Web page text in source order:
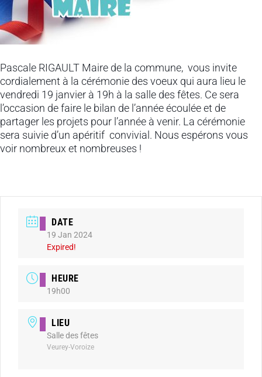
Pascale RIGAULT Maire de la commune, vous invite
cordialement à la cérémonie des voeux qui aura lieu le
vendredi 19 janvier à 19h à la salle des fêtes. Ce sera
l’occasion de faire le bilan de l’année écoulée et de
partager les projets pour l’année à venir. La cérémonie
sera suivie d’un apéritif convivial. Nous espérons vous
voir nombreux et nombreuses !
DATE
19 Jan 2024
Expired!
HEURE
19h00
LIEU
Salle des fêtes
Veurey-Voroize